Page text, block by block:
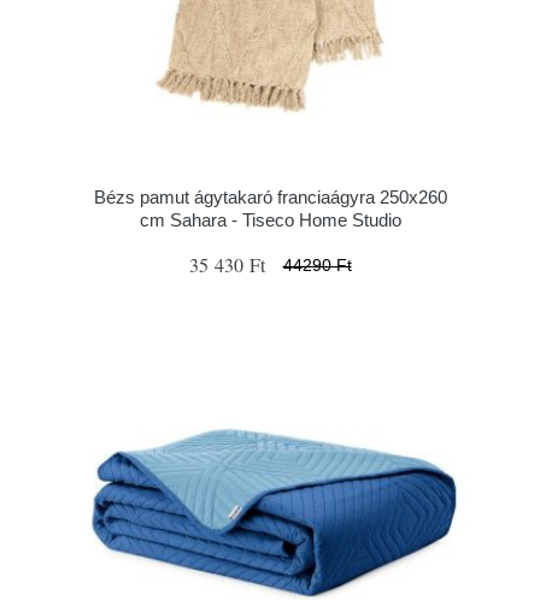
Bézs pamut ágytakaró franciaágyra 250x260
cm Sahara - Tiseco Home Studio
35 430 Ft 44290 Ft